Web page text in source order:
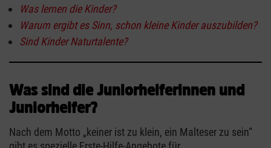
Was lernen die Kinder?
Warum ergibt es Sinn, schon kleine Kinder auszubilden?
Sind Kinder Naturtalente?
Was sind die Juniorhelferinnen und
Juniorhelfer?
Nach dem Motto „keiner ist zu klein, ein Malteser zu sein“